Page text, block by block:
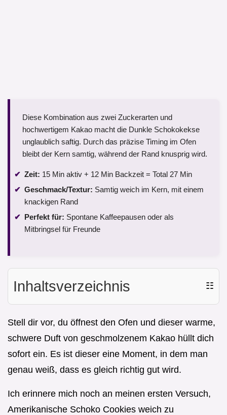
Diese Kombination aus zwei Zuckerarten und
hochwertigem Kakao macht die Dunkle Schokokekse
unglaublich saftig. Durch das präzise Timing im Ofen
bleibt der Kern samtig, während der Rand knusprig wird.
Zeit: 15 Min aktiv + 12 Min Backzeit = Total 27 Min
Geschmack/Textur: Samtig weich im Kern, mit einem
knackigen Rand
Perfekt für: Spontane Kaffeepausen oder als
Mitbringsel für Freunde
Inhaltsverzeichnis ☷
Stell dir vor, du öffnest den Ofen und dieser warme,
schwere Duft von geschmolzenem Kakao hüllt dich
sofort ein. Es ist dieser eine Moment, in dem man
genau weiß, dass es gleich richtig gut wird.
Ich erinnere mich noch an meinen ersten Versuch,
Amerikanische Schoko Cookies weich zu